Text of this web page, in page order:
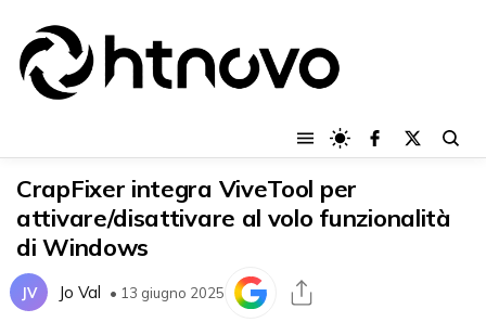
CrapFixer integra ViveTool per
attivare/disattivare al volo funzionalità
di Windows
JV Jo Val • 13 giugno 2025